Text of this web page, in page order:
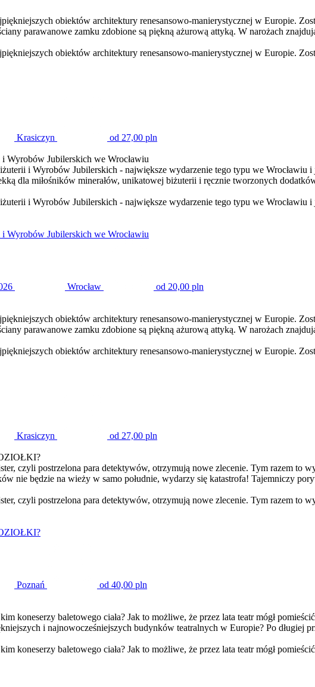
obiektów architektury renesansowo-manierystycznej w Europie.
parawanowe zamku zdobione są piękną ażurową attyką. W narożach
obiektów architektury renesansowo-manierystycznej w Europie.
Krasiczyn
od 27,00 pln
Wyrobów Jubilerskich we Wrocławiu
i Wyrobów Jubilerskich - największe wydarzenie tego typu we
dla miłośników minerałów, unikatowej biżuterii i ręcznie tworzonych
i Wyrobów Jubilerskich - największe wydarzenie tego typu we Wrocławiu
Wyrobów Jubilerskich we Wrocławiu
Wrocław
od 20,00 pln
obiektów architektury renesansowo-manierystycznej w Europie.
parawanowe zamku zdobione są piękną ażurową attyką. W narożach
obiektów architektury renesansowo-manierystycznej w Europie.
Krasiczyn
od 27,00 pln
czyli postrzelona para detektywów, otrzymują nowe zlecenie. Tym razem to
nie będzie na wieży w samo południe, wydarzy się katastrofa! Tajemniczy
czyli postrzelona para detektywów, otrzymują nowe zlecenie. Tym razem to
Poznań
od 40,00 pln
koneserzy baletowego ciała? Jak to możliwe, że przez lata teatr mógł
i najnowocześniejszych budynków teatralnych w Europie? Po długiej
koneserzy baletowego ciała? Jak to możliwe, że przez lata teatr mógł